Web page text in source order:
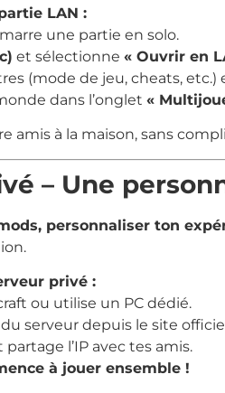
LAN :
une partie en solo.
et sélectionne « Ouvrir en
(mode de jeu, cheats, etc.)
dans l’onglet «
amis à la maison, sans
– Une
personnaliser ton
privé :
ou utilise un PC dédié.
serveur depuis le site
l’IP avec tes amis.
à jouer ensemble !